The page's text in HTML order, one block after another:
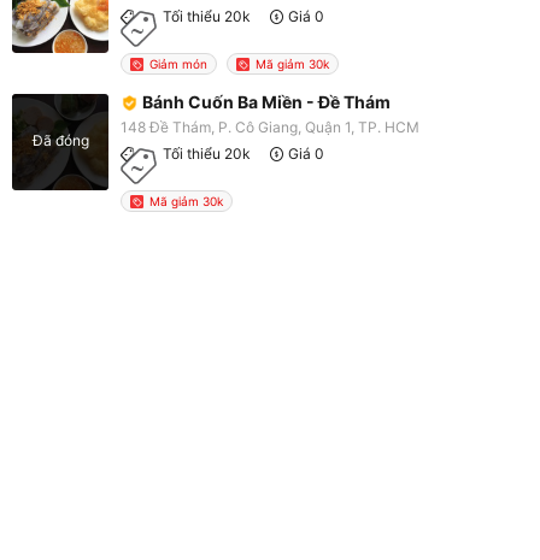
Tối thiểu 20k
Giá 0
Giảm món Mã giảm 30k
Đã đóng
Bánh Cuốn Ba Miền - Đề Thám
148 Đề Thám, P. Cô Giang, Quận 1, TP. HCM
Tối thiểu 20k
Giá 0
Mã giảm 30k